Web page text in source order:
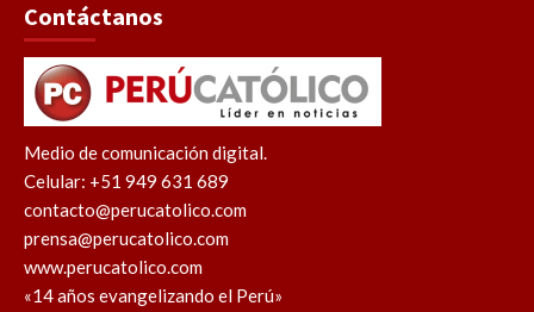
Contáctanos
Medio de comunicación digital.
Celular: +51 949 631 689
contacto@perucatolico.com
prensa@perucatolico.com
www.perucatolico.com
«14 años evangelizando el Perú»